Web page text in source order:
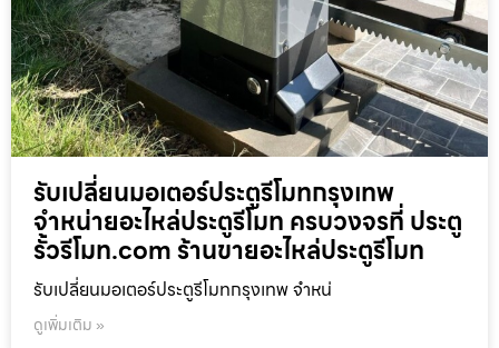
รับเปลี่ยนมอเตอร์ประตูรีโมทกรุงเทพ
จำหน่ายอะไหล่ประตูรีโมท ครบวงจรที่ ประตู
รั้วรีโมท.com ร้านขายอะไหล่ประตูรีโมท
รับเปลี่ยนมอเตอร์ประตูรีโมทกรุงเทพ จำหน่
ดูเพิ่มเติม »